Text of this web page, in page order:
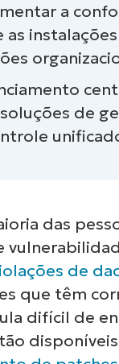
de
a
as
de
das
de
que têm
difícil de